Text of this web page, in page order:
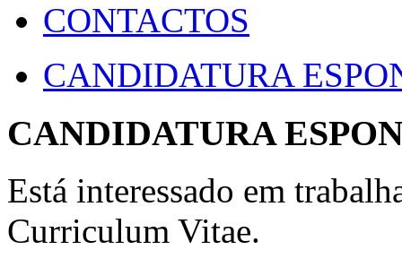
CONTACTOS
CANDIDATURA
CANDIDATURA
Está interessado em
Curriculum Vitae.